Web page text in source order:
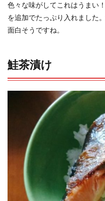
色々な味がしてこれはうまい
を追加でたっぷり入れました
面白そうですね。
鮭茶漬け